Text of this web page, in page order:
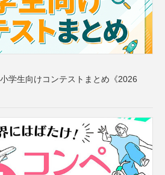
学生向けコンテストまとめ《2026